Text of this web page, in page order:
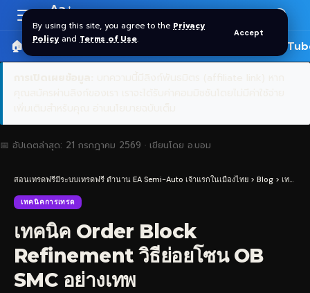
By using this site, you agree to the Privacy
Policy and Terms of Use.
Accept
Resizer
Aa
🏠 หน้าแรก ราคาทอง SPDR 🎬
📅 อัปเดตล่าสุด: 21 กรกฎาคม 2569 · เขียนโดย อ.บอม
สอนเทรดฟรีมีระบบเทรดฟรี ตำนาน EA Semi-Auto เจ้าแรกในเมืองไทย > Blog > เทคนิคการเทรด
เทคนิคการเทรด
เทคนิค Order Block
Refinement วิธีย่อยโซน OB
SMC อย่างเทพ